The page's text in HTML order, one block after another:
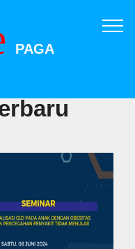
PAGA